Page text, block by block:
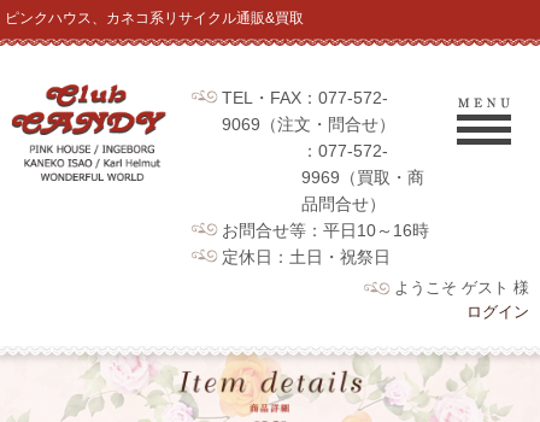
ピンクハウス、カネコ系リサイクル通販&買取
TEL・FAX：077-572-
9069（注文・問合せ）
：077-572-
9969（買取・商
品問合せ）
お問合せ等：平日10～16時
定休日：土日・祝祭日
ようこそ ゲスト 様
ログイン